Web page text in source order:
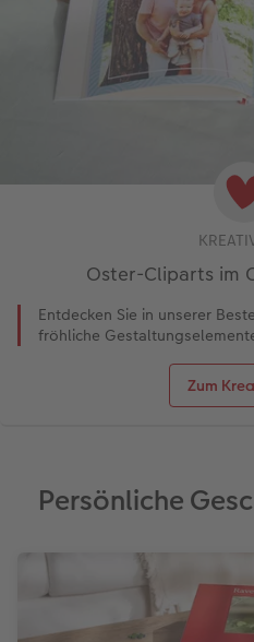
Oster-Cliparts im
Entdecken Sie in unserer
fröhliche
Zum
Persönliche